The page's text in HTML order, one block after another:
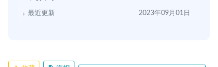
最近更新 2023年09月01日